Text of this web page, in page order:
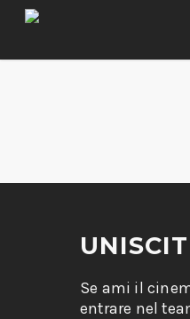
Se ami il
entrare nel